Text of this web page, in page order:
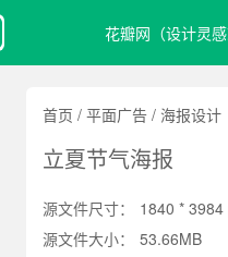
花瓣网（设计灵感
首页 / 平面广告 / 海报设计
立夏节气海报
源文件尺寸：
1840 *
源文件大小：
53.66MB